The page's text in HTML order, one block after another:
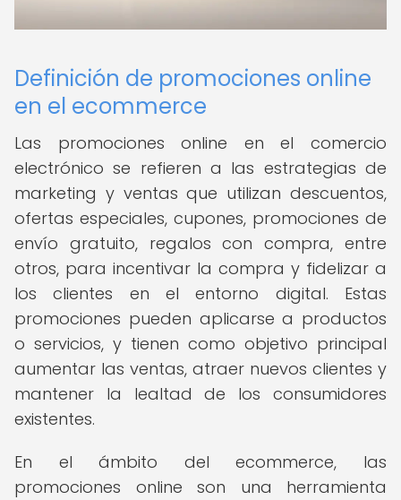
Definición de promociones online
en el ecommerce
Las promociones online en el comercio
electrónico se refieren a las estrategias de
marketing y ventas que utilizan descuentos,
ofertas especiales, cupones, promociones de
envío gratuito, regalos con compra, entre
otros, para incentivar la compra y fidelizar a
los clientes en el entorno digital. Estas
promociones pueden aplicarse a productos
o servicios, y tienen como objetivo principal
aumentar las ventas, atraer nuevos clientes y
mantener la lealtad de los consumidores
existentes.
En el ámbito del ecommerce, las
promociones online son una herramienta